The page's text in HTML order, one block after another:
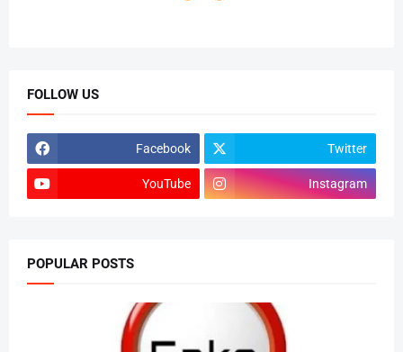
FOLLOW US
Facebook Twitter
YouTube Instagram
POPULAR POSTS